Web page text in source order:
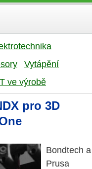
Vytápění
ve výrobě
pro 3D
Bondtech a
Prusa